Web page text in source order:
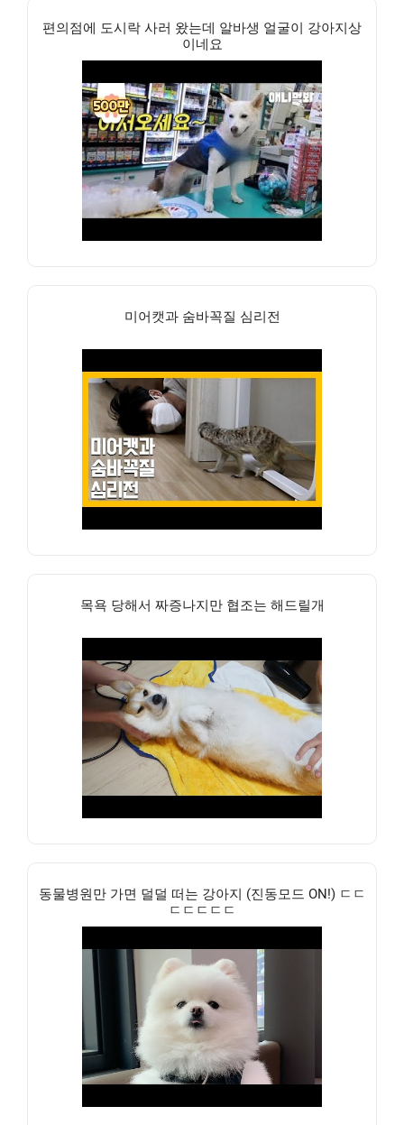
편의점에 도시락 사러 왔는데 알바생 얼굴이 강아지상
이네요
미어캣과 숨바꼭질 심리전
목욕 당해서 짜증나지만 협조는 해드릴개
동물병원만 가면 덜덜 떠는 강아지 (진동모드 ON!) ㄷㄷ
ㄷㄷㄷㄷㄷ